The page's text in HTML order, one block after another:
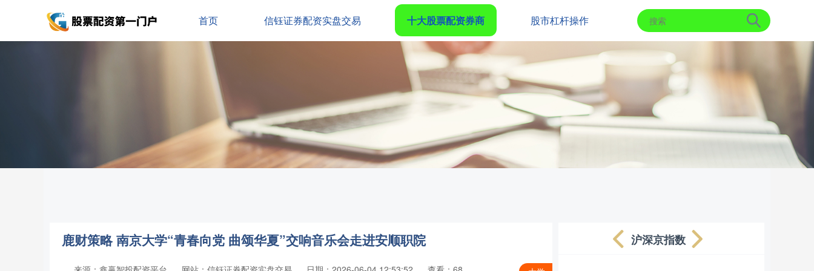
首页 信钰证券配资实盘交易 十大股票配资券商 股市杠杆操作
鹿财策略 南京大学“青春向党 曲颂华夏”交响音乐会走进安顺职院 沪深京指数